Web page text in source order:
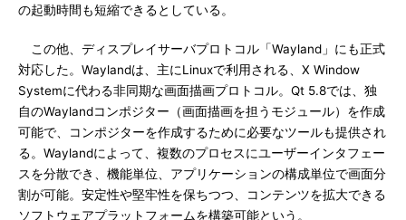
の起動時間も短縮できるとしている。
この他、ディスプレイサーバプロトコル「Wayland」にも正式
対応した。Waylandは、主にLinuxで利用される、X Window
Systemに代わる非同期な画面描画プロトコル。Qt 5.8では、独
自のWaylandコンポジター（画面描画を担うモジュール）を作成
可能で、コンポジターを作成するために必要なツールも提供され
る。Waylandによって、複数のプロセスにユーザーインタフェー
スを分散でき、機能単位、アプリケーションの構成単位で画面分
割が可能。安定性や堅牢性を保ちつつ、コンテンツを拡大できる
ソフトウェアプラットフォームを構築可能という。